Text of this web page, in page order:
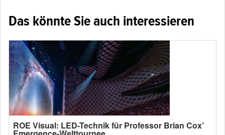
Das könnte Sie auch interessieren
ROE Visual: LED-Technik für Professor Brian Cox’